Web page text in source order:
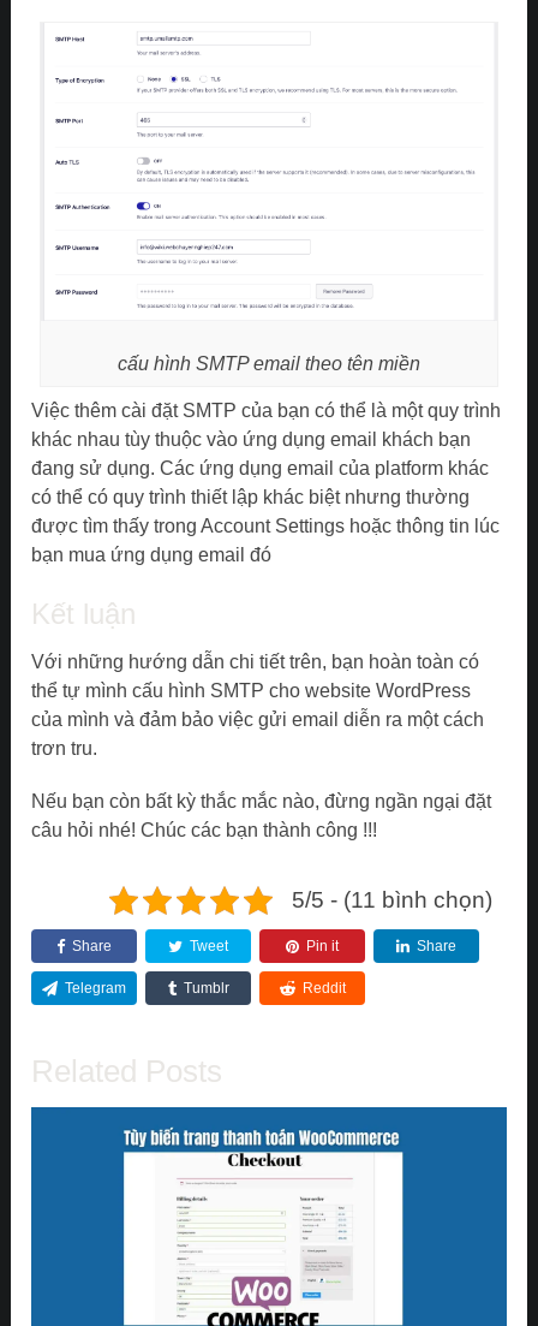
cấu hình SMTP email theo tên miền
Việc thêm cài đặt SMTP của bạn có thể là một quy trình
khác nhau tùy thuộc vào ứng dụng email khách bạn
đang sử dụng. Các ứng dụng email của platform khác
có thể có quy trình thiết lập khác biệt nhưng thường
được tìm thấy trong Account Settings hoặc thông tin lúc
bạn mua ứng dụng email đó
Kết luận
Với những hướng dẫn chi tiết trên, bạn hoàn toàn có
thể tự mình cấu hình SMTP cho website WordPress
của mình và đảm bảo việc gửi email diễn ra một cách
trơn tru.
Nếu bạn còn bất kỳ thắc mắc nào, đừng ngần ngại đặt
câu hỏi nhé! Chúc các bạn thành công !!!
5/5 - (11 bình chọn)
Share Tweet Pin it Share
Telegram Tumblr Reddit
Related Posts